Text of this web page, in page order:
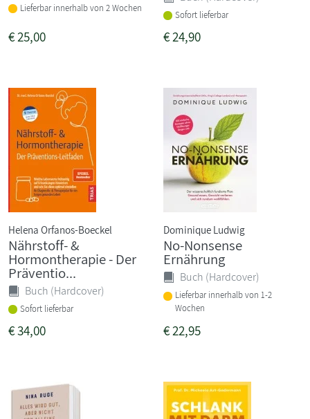
Lieferbar innerhalb von 2 Wochen
€25,00
Sofort lieferbar
€24,90
Helena Orfanos-Boeckel
Nährstoff- &
Hormontherapie - Der
Präventio...
Buch (Hardcover)
Sofort lieferbar
€34,00
Dominique Ludwig
No-Nonsense
Ernährung
Buch (Hardcover)
Lieferbar innerhalb von 1-2
Wochen
€22,95